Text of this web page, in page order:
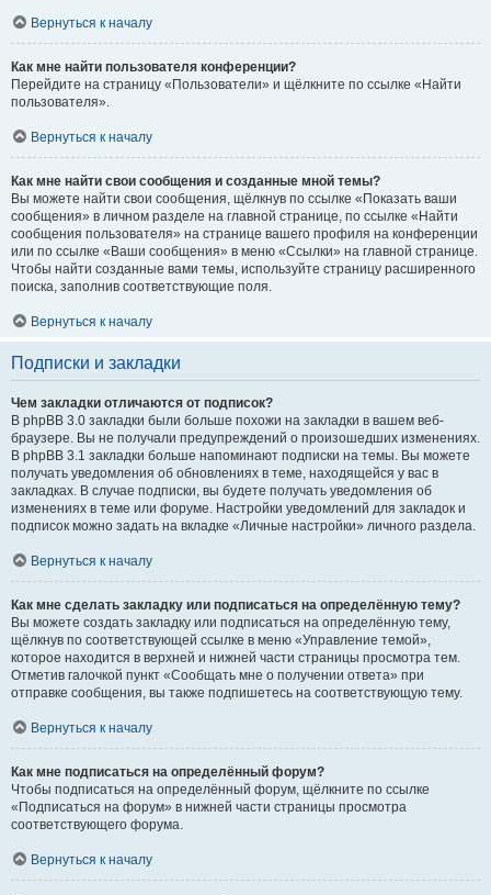
Вернуться к началу
Как мне найти пользователя конференции?
Перейдите на страницу «Пользователи» и щёлкните по ссылке «Найти
пользователя».
Вернуться к началу
Как мне найти свои сообщения и созданные мной темы?
Вы можете найти свои сообщения, щёлкнув по ссылке «Показать ваши
сообщения» в личном разделе на главной странице, по ссылке «Найти
сообщения пользователя» на странице вашего профиля на конференции
или по ссылке «Ваши сообщения» в меню «Ссылки» на главной странице.
Чтобы найти созданные вами темы, используйте страницу расширенного
поиска, заполнив соответствующие поля.
Вернуться к началу
Подписки и закладки
Чем закладки отличаются от подписок?
В phpBB 3.0 закладки были больше похожи на закладки в вашем веб-
браузере. Вы не получали предупреждений о произошедших изменениях.
В phpBB 3.1 закладки больше напоминают подписки на темы. Вы можете
получать уведомления об обновлениях в теме, находящейся у вас в
закладках. В случае подписки, вы будете получать уведомления об
изменениях в теме или форуме. Настройки уведомлений для закладок и
подписок можно задать на вкладке «Личные настройки» личного раздела.
Вернуться к началу
Как мне сделать закладку или подписаться на определённую тему?
Вы можете создать закладку или подписаться на определённую тему,
щёлкнув по соответствующей ссылке в меню «Управление темой»,
которое находится в верхней и нижней части страницы просмотра тем.
Отметив галочкой пункт «Сообщать мне о получении ответа» при
отправке сообщения, вы также подпишетесь на соответствующую тему.
Вернуться к началу
Как мне подписаться на определённый форум?
Чтобы подписаться на определённый форум, щёлкните по ссылке
«Подписаться на форум» в нижней части страницы просмотра
соответствующего форума.
Вернуться к началу